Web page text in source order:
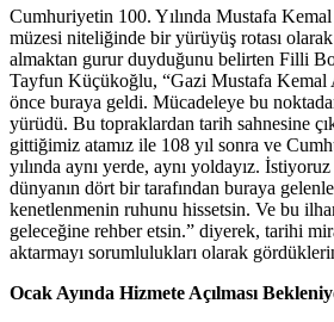
Cumhuriyetin 100. Yılında Mustafa Kemal
müzesi niteliğinde bir yürüyüş rotası
almaktan gurur duyduğunu belirten Filli
Tayfun Küçükoğlu, “Gazi Mustafa Kemal
önce buraya geldi. Mücadeleye bu
yürüdü. Bu topraklardan tarih sahnesine
gittiğimiz atamız ile 108 yıl sonra ve
yılında aynı yerde, aynı yoldayız.
dünyanın dört bir tarafından buraya
kenetlenmenin ruhunu hissetsin. Ve bu
geleceğine rehber etsin.” diyerek, tarihi
aktarmayı sorumlulukları olarak
Ocak Ayında Hizmete Açılması